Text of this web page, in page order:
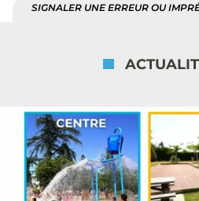
SIGNALER UNE ERREUR OU